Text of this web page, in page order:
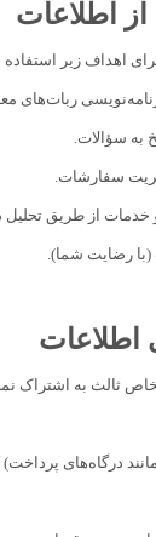
از اطلاعات
اهداف زیر
ربات‌های
به سؤالات.
سفارشات.
از طریق تحلیل
(با رضایت شما).
اطلاعات
ثالث به اشتراک
درگاه‌های